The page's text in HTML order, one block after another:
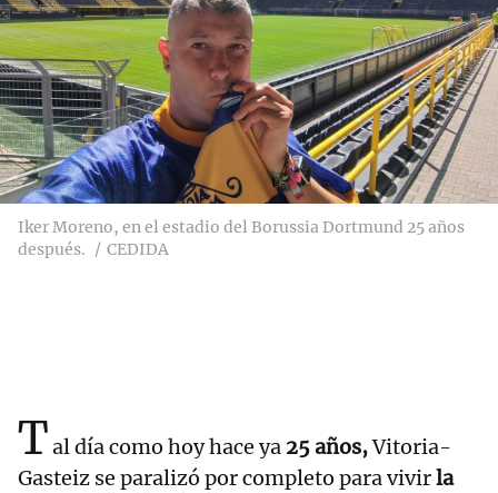
Iker Moreno, en el estadio del Borussia Dortmund 25 años
después.
CEDIDA
Tal día como hoy hace ya 25 años,Vitoria-
Gasteiz se paralizó por completo para vivirla